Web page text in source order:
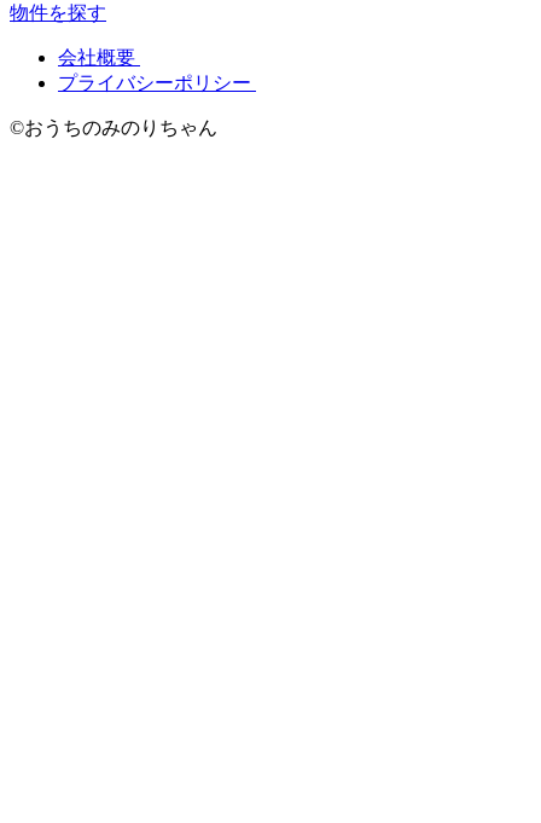
物件を探す
会社概要
プライバシーポリシー
©おうちのみのりちゃん